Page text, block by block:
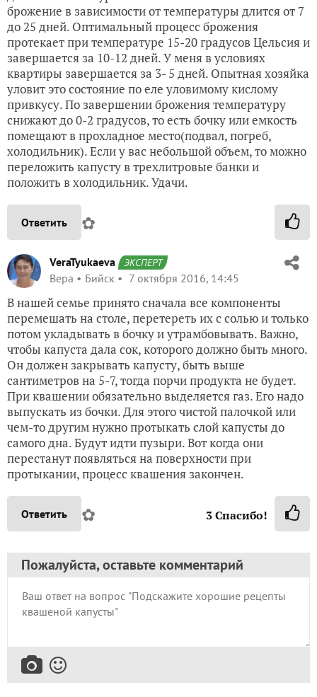
брожение в зависимости от температуры длится от 7
до 25 дней. Оптимальный процесс брожения
протекает при температуре 15-20 градусов Цельсия и
завершается за 10-12 дней. У меня в условиях
квартиры завершается за 3- 5 дней. Опытная хозяйка
уловит это состояние по еле уловимому кислому
привкусу. По завершении брожения температуру
снижают до 0-2 градусов, то есть бочку или емкость
помещают в прохладное место(подвал, погреб,
холодильник). Если у вас небольшой объем, то можно
переложить капусту в трехлитровые банки и
положить в холодильник. Удачи.
Ответить ✿
VeraTyukaeva ЭКСПЕРТ
Вера Бийск 7 октября 2016, 14:45
В нашей семье принято сначала все компоненты
перемешать на столе, перетереть их с солью и только
потом укладывать в бочку и утрамбовывать. Важно,
чтобы капуста дала сок, которого должно быть много.
Он должен закрывать капусту, быть выше
сантиметров на 5-7, тогда порчи продукта не будет.
При квашении обязательно выделяется газ. Его надо
выпускать из бочки. Для этого чистой палочкой или
чем-то другим нужно протыкать слой капусты до
самого дна. Будут идти пузыри. Вот когда они
перестанут появляться на поверхности при
протыкании, процесс квашения закончен.
Ответить ✿ 3Спасибо!
Пожалуйста, оставьте комментарий